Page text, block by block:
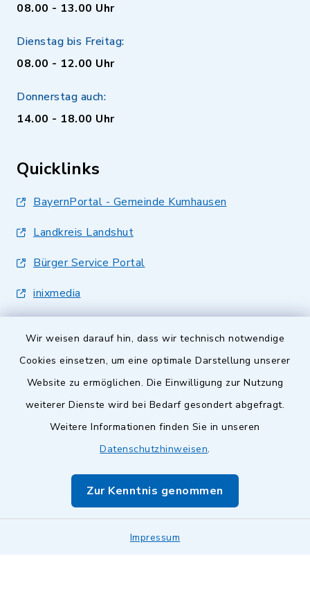
Wir weisen darauf hin, dass wir technisch notwendige
Cookies einsetzen, um eine optimale Darstellung unserer
Website zu ermöglichen. Die Einwilligung zur Nutzung
weiterer Dienste wird bei Bedarf gesondert abgefragt.
Weitere Informationen finden Sie in unseren
Datenschutzhinweisen.
Zur Kenntnis genommen
Impressum
08.00 - 13.00 Uhr
Dienstag bis Freitag:
08.00 - 12.00 Uhr
Donnerstag auch:
14.00 - 18.00 Uhr
Quicklinks
BayernPortal - Gemeinde Kumhausen
Landkreis Landshut
Bürger Service Portal
inixmedia
Barrierefreiheit
Impressum
Sitemap